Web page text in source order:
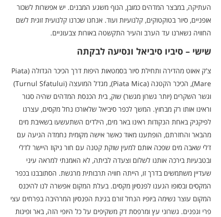
העתיקה, במבצר המדהים כמובן, הנוף משגע המבנים. יש אפשרות לשכור
אופניים, סיור בטוקטוקים, קלנועיות ועוד. אנחנו שכרנו קלנועית זוגית לשם
החוויה נשארנו עד הערב והעיר התקשטה באורות צבעוניים.
שישי – סיביו סיביאל ונסיעה לבקתה
צ'ק אאוט מהדירה ותחילת סיור בסמטאות היפות דרך הכיכר הגדולה (Piata
Mare), הכיכר הקטנה (Piata Mica), מגדל המועצה (Turnul Sfatului)
וגשר השקרים (יותר גשרון מגשר) שוק, בית הכנסת המדהים שהיה סגור
וראינו אותו רק מבחוץ. המשך לכפר סיביאל שלאורכו נחל מקסים, עצרנו
לפיקניק באחת הנקודות ראינו באר מים, הילדים השתעשעו בשאיבת מים
מהבאר והחזרתם, הופתענו מאוד כאשר אישה מקומית נחמדה הגיעה עם
דלי שאבה מים שפכה אותם למעין שוקת קטנה עם חור ניקוז היישר לדלי
ובטבעיות בירכה אותנו לשלום וצעדה לביתה, לא האמנתי למראה עיני
שעדיין משתמשים בדרך זו, הייתה חוויה תרבותית מרגשת. הסתובבנו בכפר
המקסים ובסופו הגענו לפנסיון מקסים. בעלת המקום אפשרה לנו להיכנס
המקום עוצר נשימה ביופיו הנחל זורם בגינת הפנסיון המרהיבה בפרחים עצי
פרי וגפנים. גשרוני עץ ומרפסת דק משקיפים על כל היופי הזה, באר ופינות